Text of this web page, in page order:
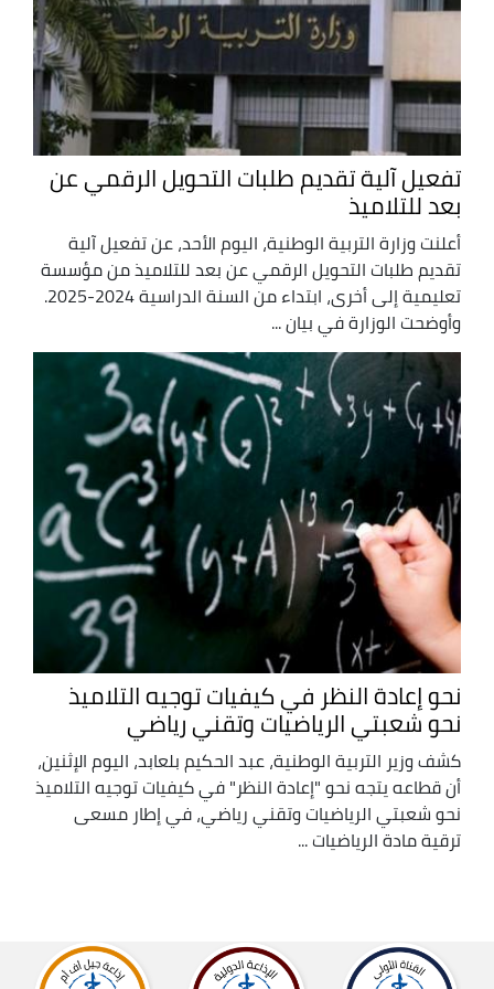
تفعيل آلية تقديم طلبات التحويل الرقمي عن
بعد للتلاميذ
أعلنت وزارة التربية الوطنية، اليوم الأحد، عن تفعيل آلية
تقديم طلبات التحويل الرقمي عن بعد للتلاميذ من مؤسسة
تعليمية إلى أخرى، ابتداء من السنة الدراسية 2024-2025.
وأوضحت الوزارة في بيان ...
نحو إعادة النظر في كيفيات توجيه التلاميذ
نحو شعبتي الرياضيات وتقني رياضي
كشف وزير التربية الوطنية، عبد الحكيم بلعابد، اليوم الإثنين،
أن قطاعه يتجه نحو "إعادة النظر" في كيفيات توجيه التلاميذ
نحو شعبتي الرياضيات وتقني رياضي، في إطار مسعى
ترقية مادة الرياضيات ...